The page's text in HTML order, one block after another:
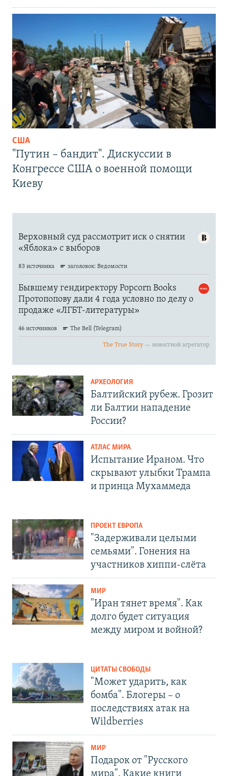
США
"Путин – бандит". Дискуссии в
Конгрессе США о военной помощи
Киеву
АРХЕОЛОГИЯ
Балтийский рубеж. Грозит
ли Балтии нападение
России?
АТЛАС МИРА
Испытание Ираном. Что
скрывают улыбки Трампа
и принца Мухаммеда
ПРОЕКТ ЕВРОПА
"Задерживали целыми
семьями". Гонения на
участников хиппи-слёта
МИР
"Иран тянет время". Как
долго будет ситуация
между миром и войной?
ЦИТАТЫ СВОБОДЫ
"Может ударить, как
бомба". Блогеры – о
последствиях атак на
Wildberries
МИР
Подарок от "Русского
мира". Какие книги